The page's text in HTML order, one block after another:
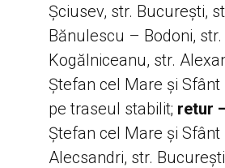
Șciusev, str. București,
Bănulescu – Bodoni,
Kogălniceanu, str.
Ștefan cel Mare și
pe traseul stabilit; retur
Ștefan cel Mare și Sfânt
Alecsandri, str.